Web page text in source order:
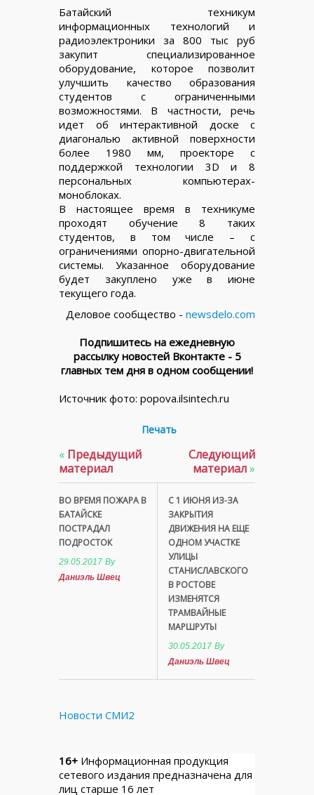
Батайский техникум
информационных технологий и
радиоэлектроники за 800 тыс руб
закупит специализированное
оборудование, которое позволит
улучшить качество образования
студентов с ограниченными
возможностями. В частности, речь
идет об интерактивной доске с
диагональю активной поверхности
более 1980 мм, проекторе с
поддержкой технологии 3D и 8
персональных компьютерах-
моноблоках.
В настоящее время в техникуме
проходят обучение 8 таких
студентов, в том числе – с
ограничениями опорно-двигательной
системы. Указанное оборудование
будет закуплено уже в июне
текущего года.
Деловое сообщество - newsdelo.com
Подпишитесь на ежедневную
рассылку новостей Вконтакте - 5
главных тем дня в одном сообщении!
Источник фото: popova.ilsintech.ru
Печать
« Предыдущий
материал
ВО ВРЕМЯ ПОЖАРА В
БАТАЙСКЕ
ПОСТРАДАЛ
ПОДРОСТОК
29.05.2017 By
Даниэль Швец
Следующий
материал»
С 1 ИЮНЯ ИЗ-ЗА
ЗАКРЫТИЯ
ДВИЖЕНИЯ НА ЕЩЕ
ОДНОМ УЧАСТКЕ
УЛИЦЫ
СТАНИСЛАВСКОГО
В РОСТОВЕ
ИЗМЕНЯТСЯ
ТРАМВАЙНЫЕ
МАРШРУТЫ
30.05.2017 By
Даниэль Швец
Новости СМИ2
16+ Информационная продукция
сетевого издания предназначена для
лиц старше 16 лет